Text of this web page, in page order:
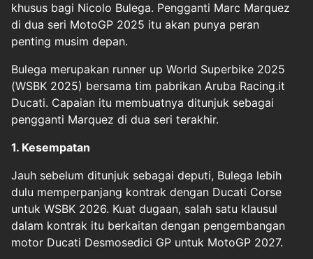
khusus bagi Nicolo Bulega. Pengganti Marc Marquez
di dua seri MotoGP 2025 itu akan punya peran
penting musim depan.
Bulega merupakan runner up World Superbike 2025
(WSBK 2025) bersama tim pabrikan Aruba Racing.it
Ducati. Capaian itu membuatnya ditunjuk sebagai
pengganti Marquez di dua seri terakhir.
1. Kesempatan
Jauh sebelum ditunjuk sebagai deputi, Bulega lebih
dulu memperpanjang kontrak dengan Ducati Corse
untuk WSBK 2026. Kuat dugaan, salah satu klausul
dalam kontrak itu berkaitan dengan pengembangan
motor Ducati Desmosedici GP untuk MotoGP 2027.